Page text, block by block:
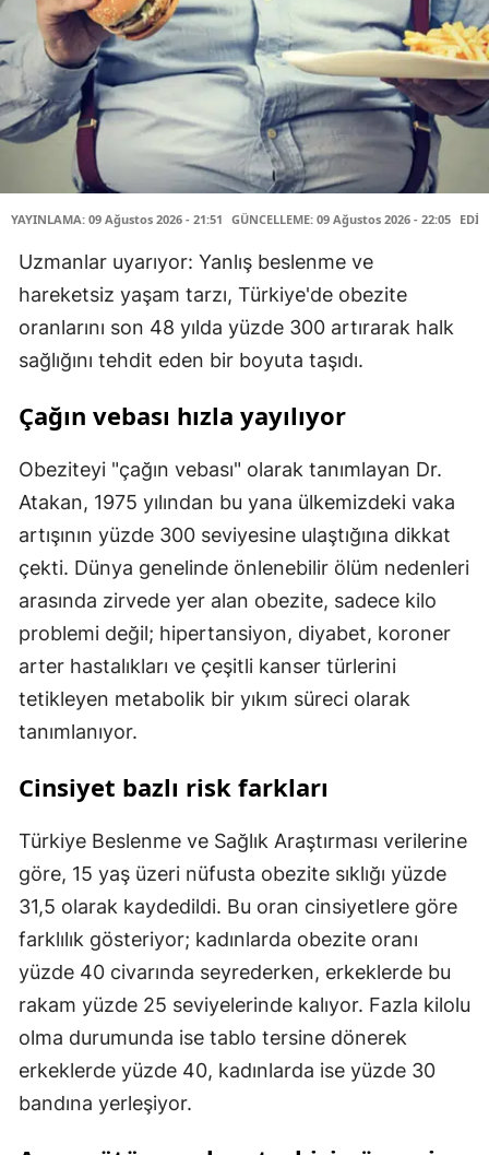
YAYINLAMA: 09 Ağustos 2026 - 21:51 GÜNCELLEME: 09 Ağustos 2026 - 22:05
Uzmanlar uyarıyor: Yanlış beslenme ve
hareketsiz yaşam tarzı, Türkiye'de obezite
oranlarını son 48 yılda yüzde 300 artırarak halk
sağlığını tehdit eden bir boyuta taşıdı.
Çağın vebası hızla yayılıyor
Obeziteyi "çağın vebası" olarak tanımlayan Dr.
Atakan, 1975 yılından bu yana ülkemizdeki vaka
artışının yüzde 300 seviyesine ulaştığına dikkat
çekti. Dünya genelinde önlenebilir ölüm nedenleri
arasında zirvede yer alan obezite, sadece kilo
problemi değil; hipertansiyon, diyabet, koroner
arter hastalıkları ve çeşitli kanser türlerini
tetikleyen metabolik bir yıkım süreci olarak
tanımlanıyor.
Cinsiyet bazlı risk farkları
Türkiye Beslenme ve Sağlık Araştırması verilerine
göre, 15 yaş üzeri nüfusta obezite sıklığı yüzde
31,5 olarak kaydedildi. Bu oran cinsiyetlere göre
farklılık gösteriyor; kadınlarda obezite oranı
yüzde 40 civarında seyrederken, erkeklerde bu
rakam yüzde 25 seviyelerinde kalıyor. Fazla kilolu
olma durumunda ise tablo tersine dönerek
erkeklerde yüzde 40, kadınlarda ise yüzde 30
bandına yerleşiyor.